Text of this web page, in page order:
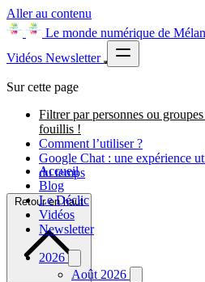
Aller au contenu
Le monde numérique de
Vidéos Newsletter
Accueil
Blog
Le Déclic
Vidéos
Newsletter
2026
Août 2026
Sur cette page
Filtrer par personnes ou
fouillis !
Comment l’utiliser ?
Google Chat : une expérience
du temps
Retour en haut